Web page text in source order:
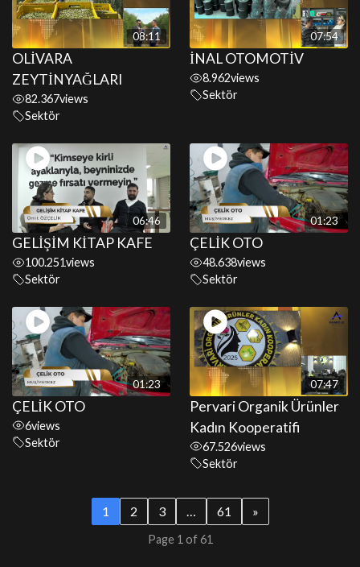
08:11
OLİVARA
ZEYTİNYAĞLARI
82.367views
Sektör
07:54
İNAL OTOMOTİV
8.962views
Sektör
06:46
GELİŞİM KİTAP KAFE
100.251views
Sektör
01:23
ÇELİK OTO
48.638views
Sektör
01:23
ÇELİK OTO
6views
Sektör
07:47
Pervari Organik Ürünler
Kadın Kooperatifi
67.526views
Sektör
1 2 3 … 61 »
Page 1 of 61